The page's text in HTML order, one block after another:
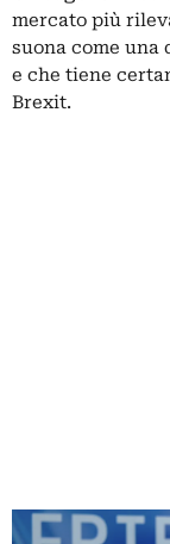
mercato più
suona come
e che tiene
Brexit.